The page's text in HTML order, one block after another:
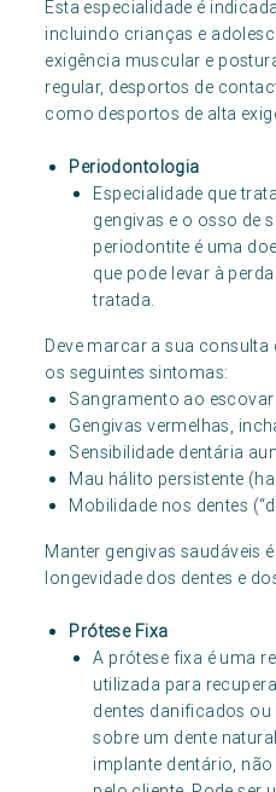
Esta especialidade é
incluindo crianças e
exigência muscular e
regular, desportos de
como desportos de alta
Periodontologia
Especialidade que
gengivas e o osso de
periodontite é uma
que pode levar à
tratada.
Deve marcar a sua
os seguintes sintomas:
Sangramento ao
Gengivas vermelhas,
Sensibilidade dentária
Mau hálito persistente
Mobilidade nos dentes
Manter gengivas saudáveis
longevidade dos dentes e
Prótese Fixa
A prótese fixa é uma
utilizada para
dentes danificados ou
sobre um dente
implante dentário,